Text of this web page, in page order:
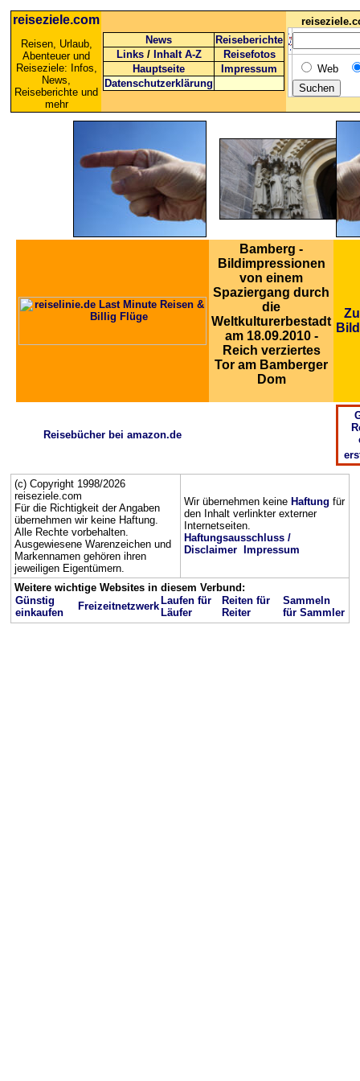
reiseziele.com
Reisen, Urlaub,
Abenteuer und
Reiseziele: Infos,
News,
Reiseberichte und
mehr
News
Reiseberichte
Links / Inhalt A-Z
Reisefotos
Hauptseite
Impressum
Datenschutzerklärung
Web
Bamberg -
Bildimpressionen
von einem
Spaziergang durch
die
Weltkulturerbestadt
am 18.09.2010 -
Reich verziertes
Tor am Bamberger
Dom
Reisebücher bei amazon.de
(c) Copyright 1998/2026
reiseziele.com
Für die Richtigkeit der Angaben
übernehmen wir keine Haftung.
Alle Rechte vorbehalten.
Ausgewiesene Warenzeichen und
Markennamen gehören ihren
jeweiligen Eigentümern.
Wir übernehmen keine Haftung für
den Inhalt verlinkter externer
Internetseiten.
Haftungsausschluss /
Disclaimer
Impressum
Weitere wichtige Websites in diesem Verbund:
Günstig
einkaufen
Freizeitnetzwerk Laufen für
Läufer
Reiten für
Reiter
Sammeln
für Sammler